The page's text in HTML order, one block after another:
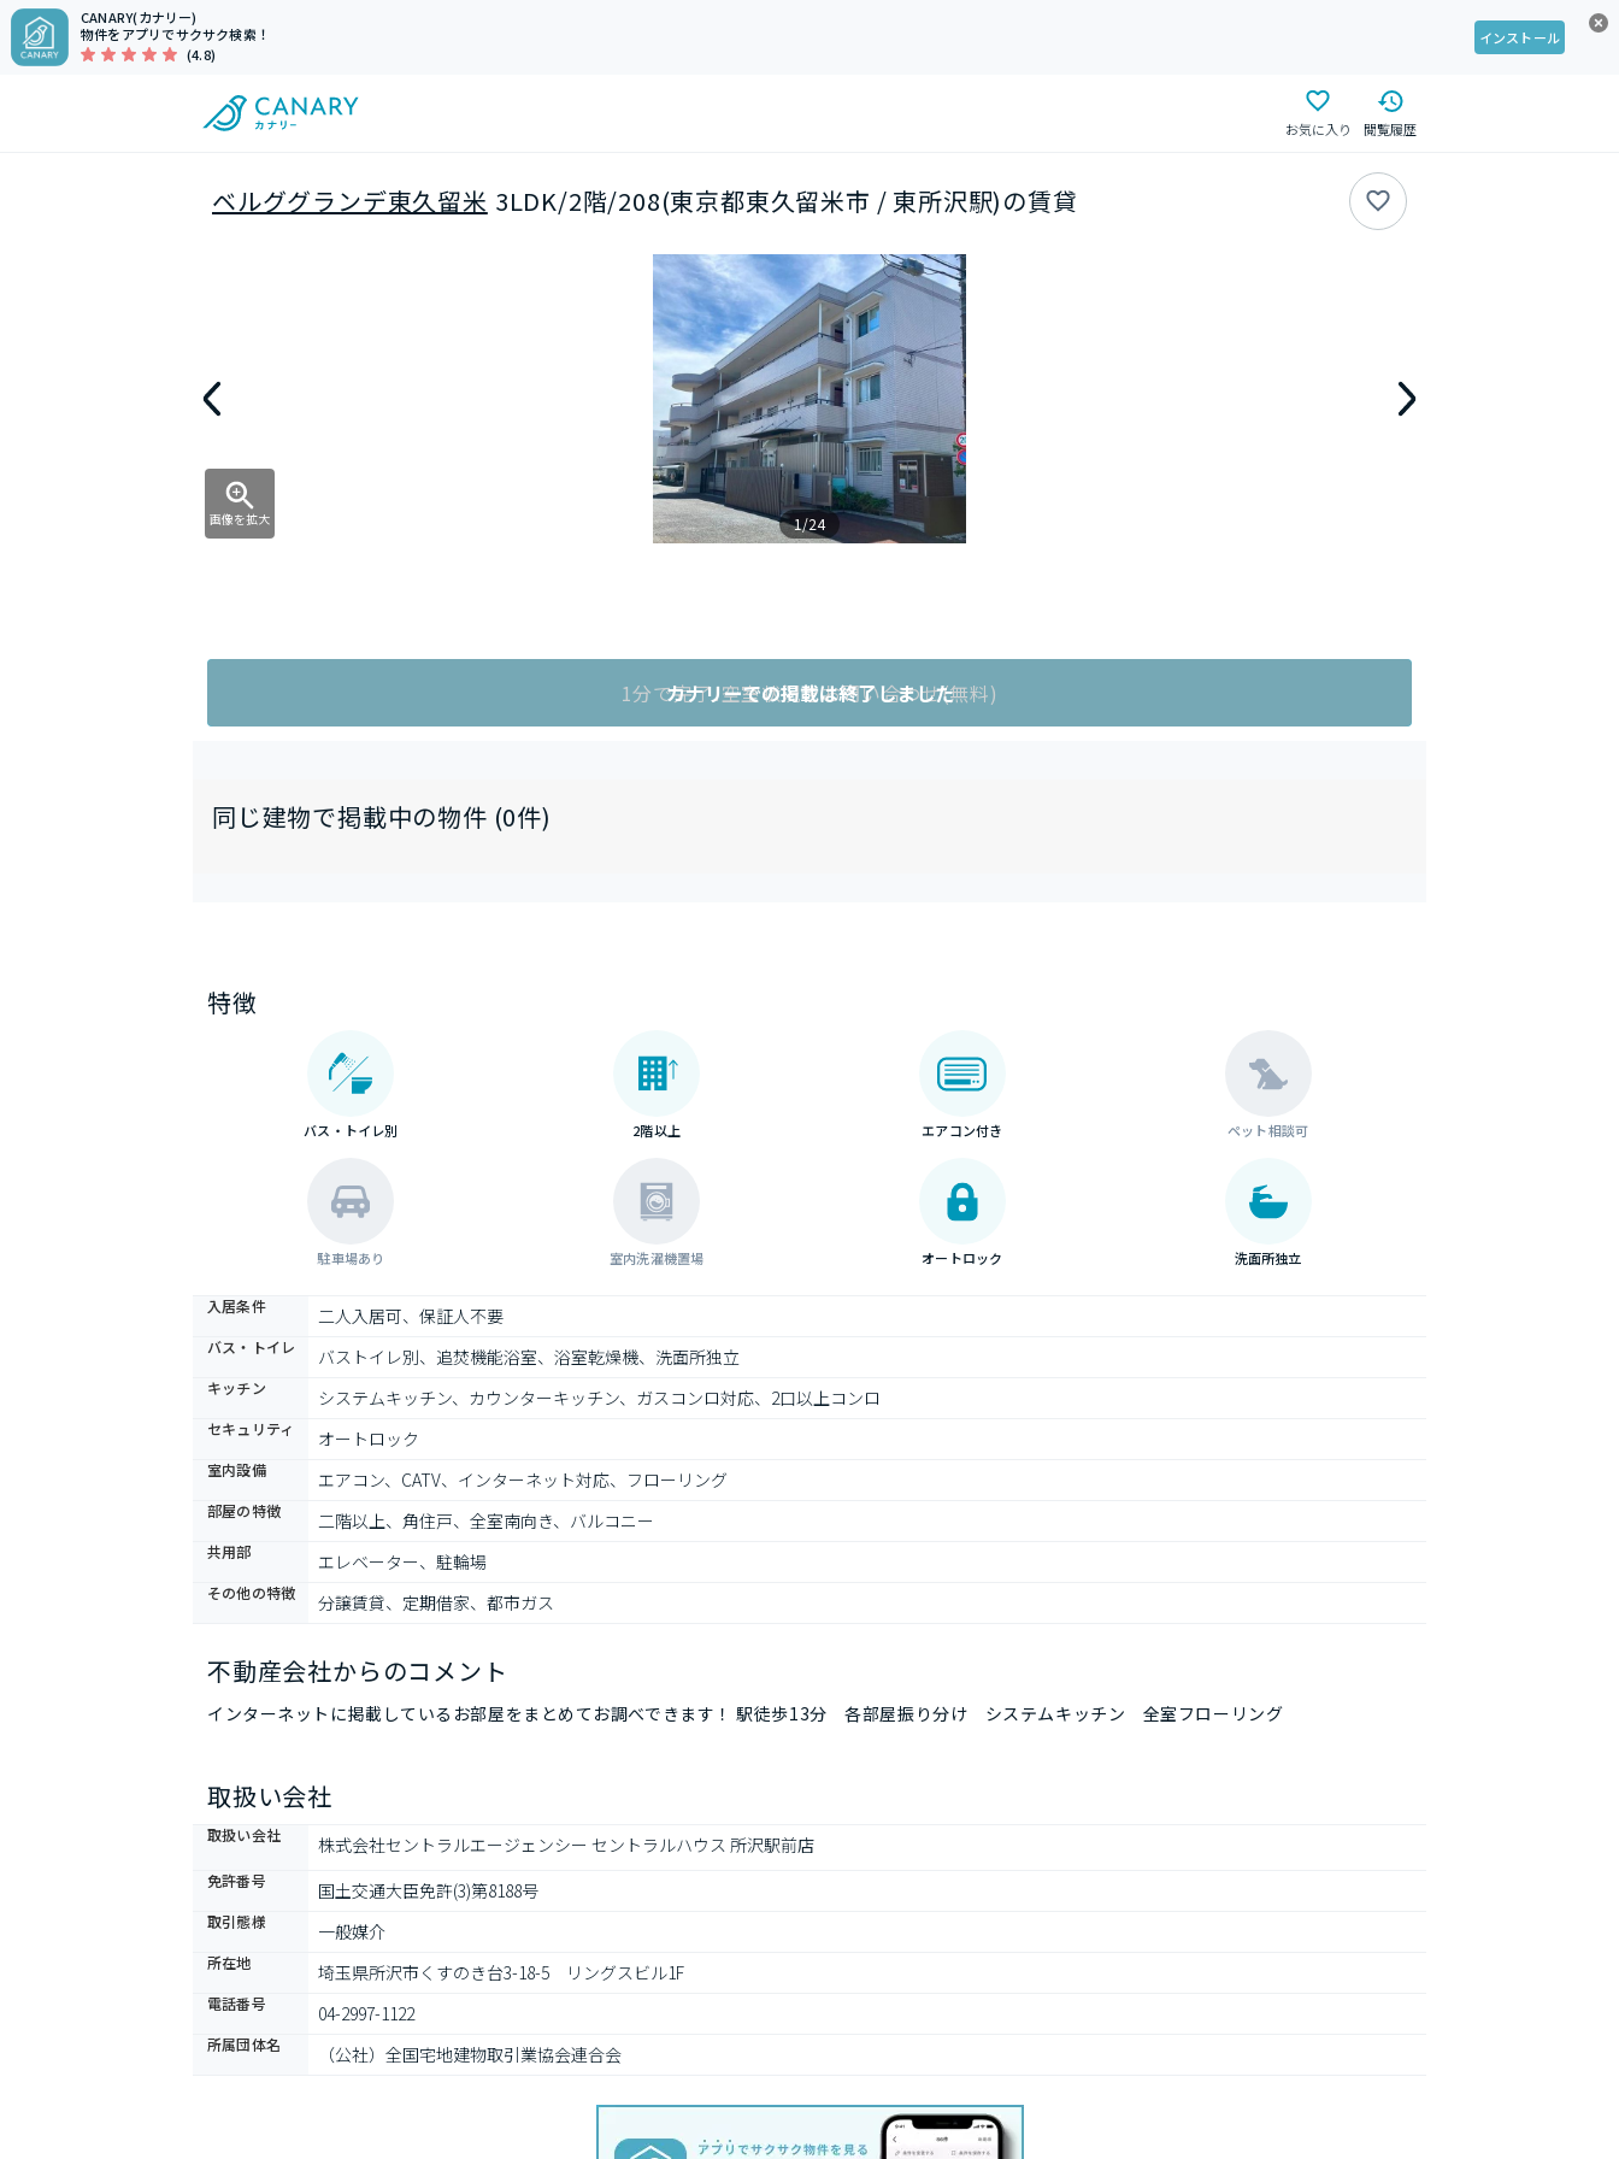
CANARY(カナリー)
物件をアプリでサクサク検索！
(4.8)
インストール
お気に入り 閲覧履歴
ベルググランデ東久留米 3LDK/2階/208(東京都東久留米市 / 東所沢駅)の賃貸
画像を拡大 1/24
1分で完了!空室状況をお問い合わせ(無料)
カナリーでの掲載は終了しました
同じ建物で掲載中の物件 (0件)
特徴
バス・トイレ別 2階以上 エアコン付き ペット相談可
駐車場あり 室内洗濯機置場 オートロック 洗面所独立
入居条件 二人入居可、保証人不要
バス・トイレ バストイレ別、追焚機能浴室、浴室乾燥機、洗面所独立
キッチン システムキッチン、カウンターキッチン、ガスコンロ対応、2口以上コンロ
セキュリティ オートロック
室内設備 エアコン、CATV、インターネット対応、フローリング
部屋の特徴 二階以上、角住戸、全室南向き、バルコニー
共用部 エレベーター、駐輪場
その他の特徴 分譲賃貸、定期借家、都市ガス
不動産会社からのコメント
インターネットに掲載しているお部屋をまとめてお調べできます！ 駅徒歩13分 各部屋振り分け システムキッチン 全室フローリング
取扱い会社
取扱い会社 株式会社セントラルエージェンシー セントラルハウス 所沢駅前店
免許番号 国土交通大臣免許(3)第8188号
取引態様 一般媒介
所在地 埼玉県所沢市くすのき台3-18-5　リングスビル1F
電話番号 04-2997-1122
所属団体名 （公社）全国宅地建物取引業協会連合会